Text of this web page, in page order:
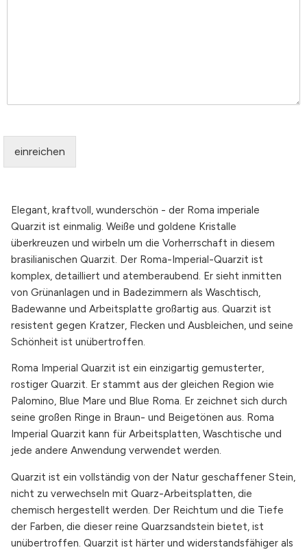
einreichen
Elegant, kraftvoll, wunderschön - der Roma imperiale
Quarzit ist einmalig. Weiße und goldene Kristalle
überkreuzen und wirbeln um die Vorherrschaft in diesem
brasilianischen Quarzit. Der Roma-Imperial-Quarzit ist
komplex, detailliert und atemberaubend. Er sieht inmitten
von Grünanlagen und in Badezimmern als Waschtisch,
Badewanne und Arbeitsplatte großartig aus. Quarzit ist
resistent gegen Kratzer, Flecken und Ausbleichen, und seine
Schönheit ist unübertroffen.
Roma Imperial Quarzit ist ein einzigartig gemusterter,
rostiger Quarzit. Er stammt aus der gleichen Region wie
Palomino, Blue Mare und Blue Roma. Er zeichnet sich durch
seine großen Ringe in Braun- und Beigetönen aus. Roma
Imperial Quarzit kann für Arbeitsplatten, Waschtische und
jede andere Anwendung verwendet werden.
Quarzit ist ein vollständig von der Natur geschaffener Stein,
nicht zu verwechseln mit Quarz-Arbeitsplatten, die
chemisch hergestellt werden. Der Reichtum und die Tiefe
der Farben, die dieser reine Quarzsandstein bietet, ist
unübertroffen. Quarzit ist härter und widerstandsfähiger als